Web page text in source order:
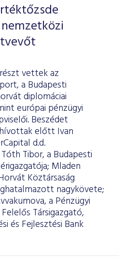
vettek az
a Budapesti
diplomáciai
európai pénzügyi
Beszédet
előtt Ivan
d.d.
Tibor, a Budapesti
Mladen
Köztársaság
nagykövete;
a Pénzügyi
Társigazgató,
és Fejlesztési Bank